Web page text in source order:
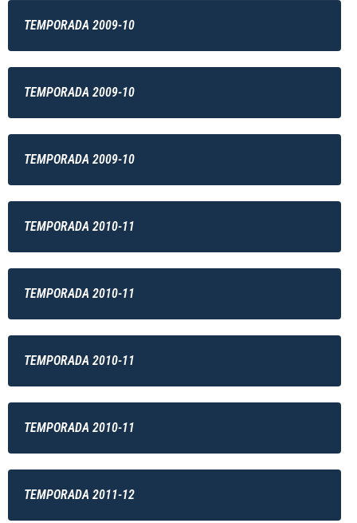
TEMPORADA 2009-10
TEMPORADA 2009-10
TEMPORADA 2009-10
TEMPORADA 2010-11
TEMPORADA 2010-11
TEMPORADA 2010-11
TEMPORADA 2010-11
TEMPORADA 2011-12